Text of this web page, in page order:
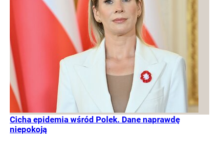
Cicha epidemia wśród Polek. Dane naprawdę
niepokoją